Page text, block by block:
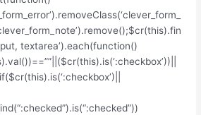
textarea’).each(function()